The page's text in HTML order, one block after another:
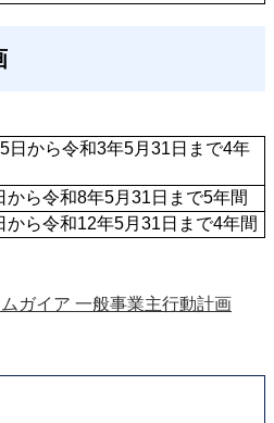
日から令和3年5月31日まで4年
から令和8年5月31日まで5年間
から令和12年5月31日まで4年間
ガイア 一般事業主行動計画